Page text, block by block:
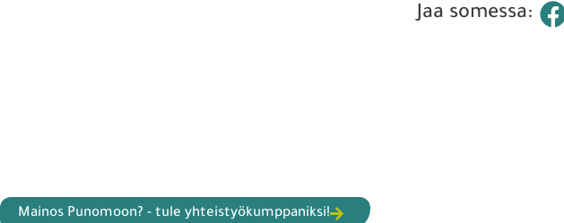
Jaa somessa:
Mainos Punomoon? - tule yhteistyökumppaniksi!